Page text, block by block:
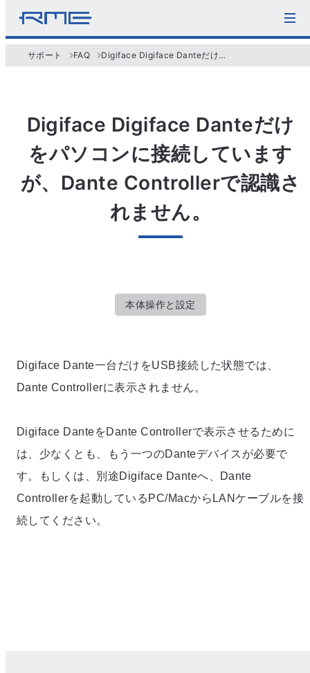
サポート FAQ Digiface Digiface Danteだけをパソコンに接続していますが、Dante Controllerで認識されません。
Digiface Digiface Danteだけ
をパソコンに接続しています
が、Dante Controllerで認識さ
れません。
本体操作と設定
Digiface Dante一台だけをUSB接続した状態では、
Dante Controllerに表示されません。
Digiface DanteをDante Controllerで表示させるために
は、少なくとも、もう一つのDanteデバイスが必要で
す。もしくは、別途Digiface Danteへ、Dante
Controllerを起動しているPC/MacからLANケーブルを接
続してください。